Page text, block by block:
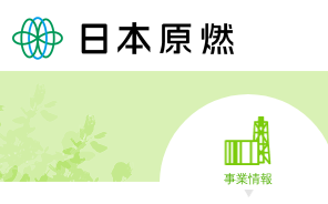
事業情報